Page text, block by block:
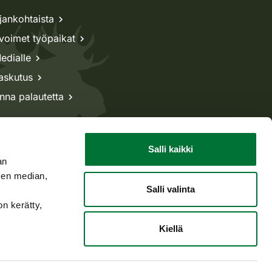
median,
kerätty,
Salli kaikki
Salli valinta
Kiellä
työpaikat
palautetta